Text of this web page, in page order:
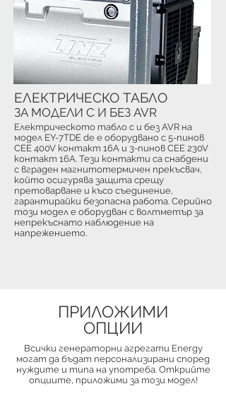
Електрическото табло с и без AVR на
модел EY-7TDE de е оборудвано с 5-пинов
CEE 400V контакт 16A и 3-пинов CEE 230V
контакт 16A. Тези контакти са снабдени
с вграден магнитотермичен прекъсвач,
който осигурява защита срещу
претоварване и късо съединение,
гарантирайки безопасна работа. Серийно
този модел е оборудван с волтметър за
непрекъснато наблюдение на
напрежението.
ЕЛЕКТРИЧЕСКО ТАБЛО
ЗА МОДЕЛИ С И БЕЗ AVR
ПРИЛОЖИМИ
ОПЦИИ
Всички генераторни агрегати Energy
могат да бъдат персонализирани според
нуждите и типа на употреба. Открийте
опциите, приложими за този модел!